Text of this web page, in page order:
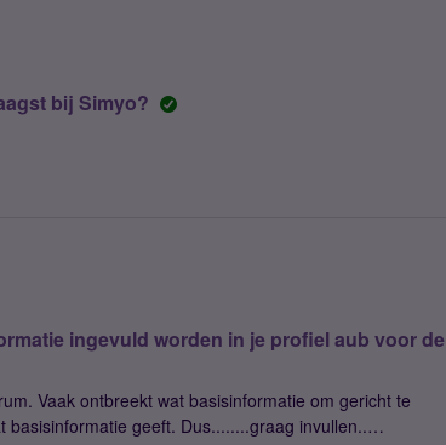
bij Simyo?
ingevuld worden in je profiel aub voor de
Vaak ontbreekt wat basisinformatie om gericht te